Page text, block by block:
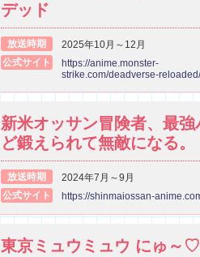
デッド
放送時期
2025年10月～12月
公式サイト
https://anime.monster-
strike.com/deadverse-reloaded/
新米オッサン冒険者、最
ど鍛えられて無敵になる。
放送時期
2024年7月～9月
公式サイト
https://shinmaiossan-
東京ミュウミュウ にゅ～♡